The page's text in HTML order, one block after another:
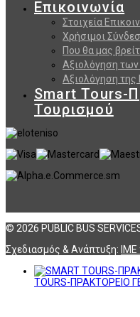
Επικοινωνία
Στοιχεία
Χρήσιμοι
Που θα μας
Αξιολόγηση
Αξιολόγηση της
Smart Tours-
Τουρισμού
© 2026 PUBLIC BUS
Σχεδιασμός & Ανάπτυξη: ΙΜΕ
TOURS-ΠΡΑΚΤΟΡΕΙΟ